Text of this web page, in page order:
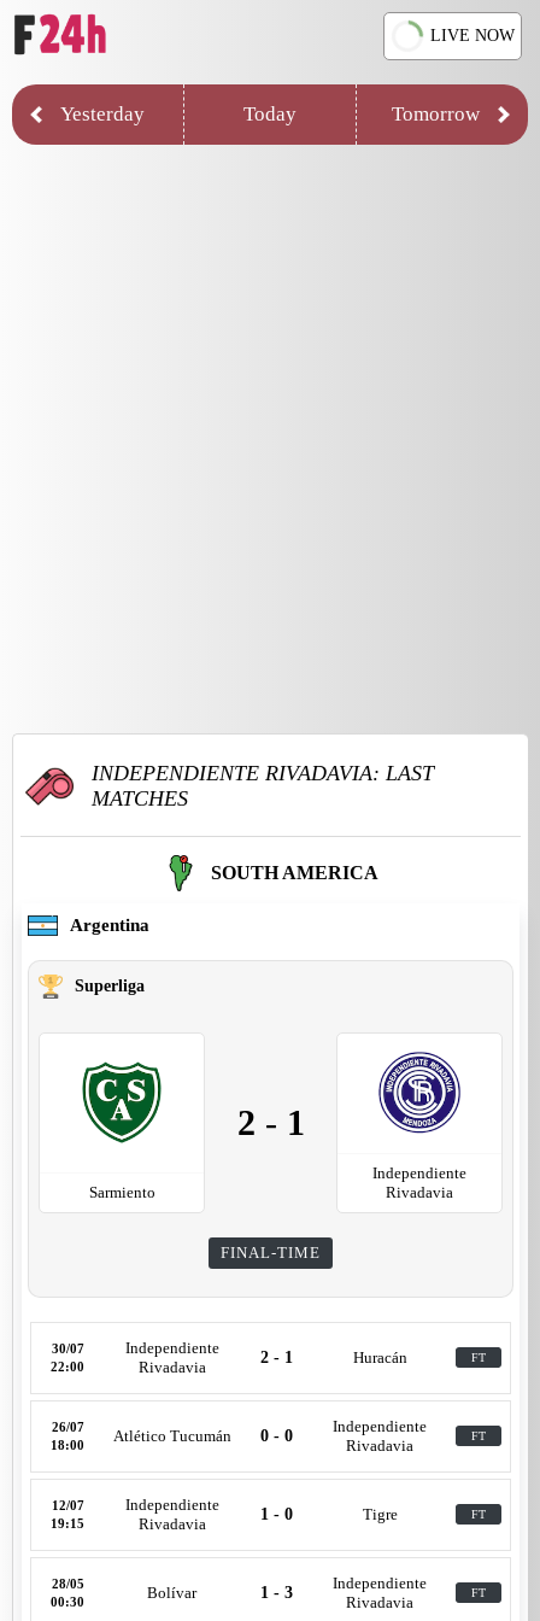
LIVE NOW
Yesterday Today Tomorrow
INDEPENDIENTE RIVADAVIA: LAST
MATCHES
SOUTH AMERICA
Argentina
Superliga
Sarmiento
2 - 1
Independiente
Rivadavia
FINAL-TIME
30/07
22:00
Independiente
Rivadavia
2 - 1 Huracán FT
26/07
18:00
Atlético Tucumán 0 - 0
Independiente
Rivadavia
FT
12/07
19:15
Independiente
Rivadavia
1 - 0 Tigre FT
28/05
00:30
Bolívar 1 - 3
Independiente
Rivadavia
FT